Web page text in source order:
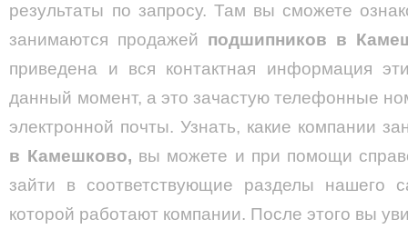
результаты по запросу. Там вы сможете
занимаются продажей подшипников в
приведена и вся контактная информация
данный момент, а это зачастую телефонные
электронной почты. Узнать, какие компании
в Камешково, вы можете и при помощи
зайти в соответствующие разделы нашего
которой работают компании. После этого вы